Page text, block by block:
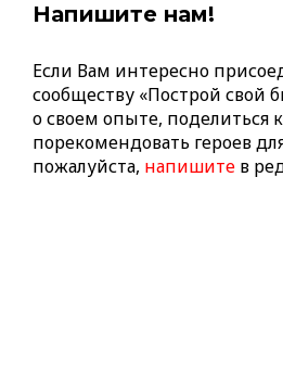
Напишите нам!
Если Вам интересно
сообществу «Построй свой
о своем опыте, поделиться
порекомендовать героев
пожалуйста, напишите в